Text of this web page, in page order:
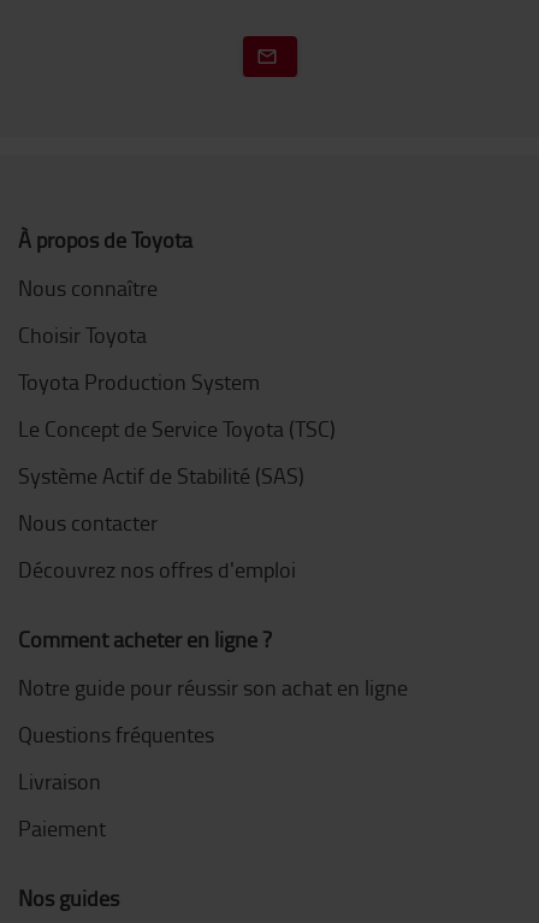
À propos de Toyota
Nous connaître
Choisir Toyota
Toyota Production System
Le Concept de Service Toyota (TSC)
Système Actif de Stabilité (SAS)
Nous contacter
Découvrez nos offres d'emploi
Comment acheter en ligne ?
Notre guide pour réussir son achat en ligne
Questions fréquentes
Livraison
Paiement
Nos guides